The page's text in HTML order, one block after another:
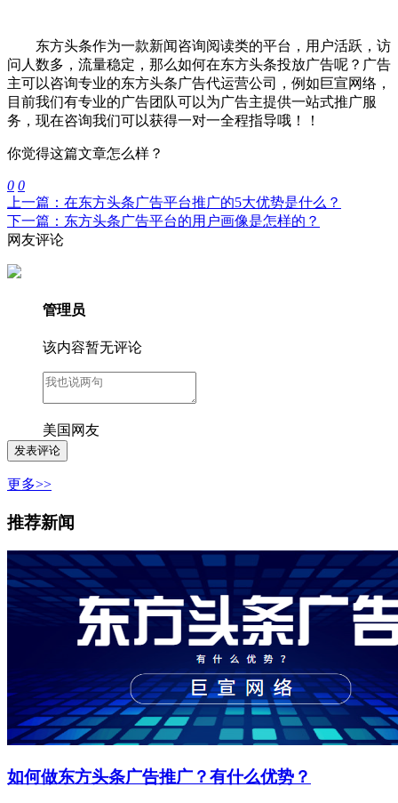
东方头条作为一款新闻咨询阅读类的平台，用户活跃，访
问人数多，流量稳定，那么如何在东方头条投放广告呢？广告
主可以咨询专业的东方头条广告代运营公司，例如巨宣网络，
目前我们有专业的广告团队可以为广告主提供一站式推广服
务，现在咨询我们可以获得一对一全程指导哦！！
你觉得这篇文章怎么样？
0 0
上一篇：在东方头条广告平台推广的5大优势是什么？
下一篇：东方头条广告平台的用户画像是怎样的？
网友评论
管理员
该内容暂无评论
美国网友
更多>>
推荐新闻
如何做东方头条广告推广？有什么优势？